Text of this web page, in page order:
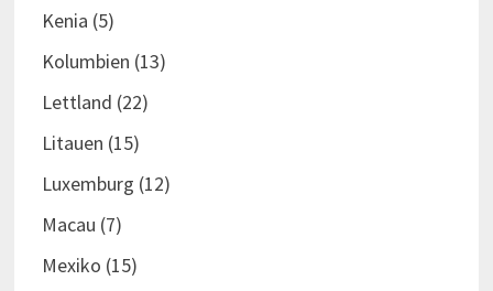
Kenia (5)
Kolumbien (13)
Lettland (22)
Litauen (15)
Luxemburg (12)
Macau (7)
Mexiko (15)